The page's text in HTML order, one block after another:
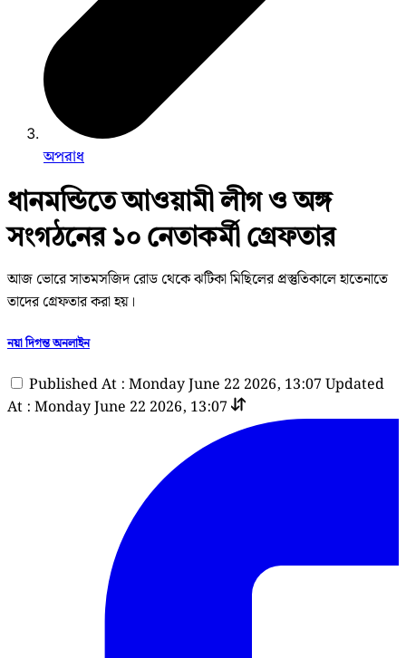
অপরাধ
ধানমন্ডিতে আওয়ামী লীগ ও অঙ্গ
সংগঠনের ১০ নেতাকর্মী গ্রেফতার
আজ ভোরে সাতমসজিদ রোড থেকে ঝটিকা মিছিলের প্রস্তুতিকালে হাতেনাতে
তাদের গ্রেফতার করা হয়।
নয়া দিগন্ত অনলাইন
Published At : Monday June 22 2026, 13:07 Updated
At : Monday June 22 2026, 13:07